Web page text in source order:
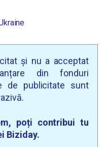
și nu a acceptat
din fonduri
de publicitate sunt
poți contribui tu
Biziday.